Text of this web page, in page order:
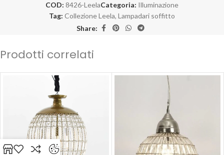
COD: 8426-LeelaCategoria: Illuminazione
Tag: Collezione Leela, Lampadari soffitto
Share:
Prodotti correlati